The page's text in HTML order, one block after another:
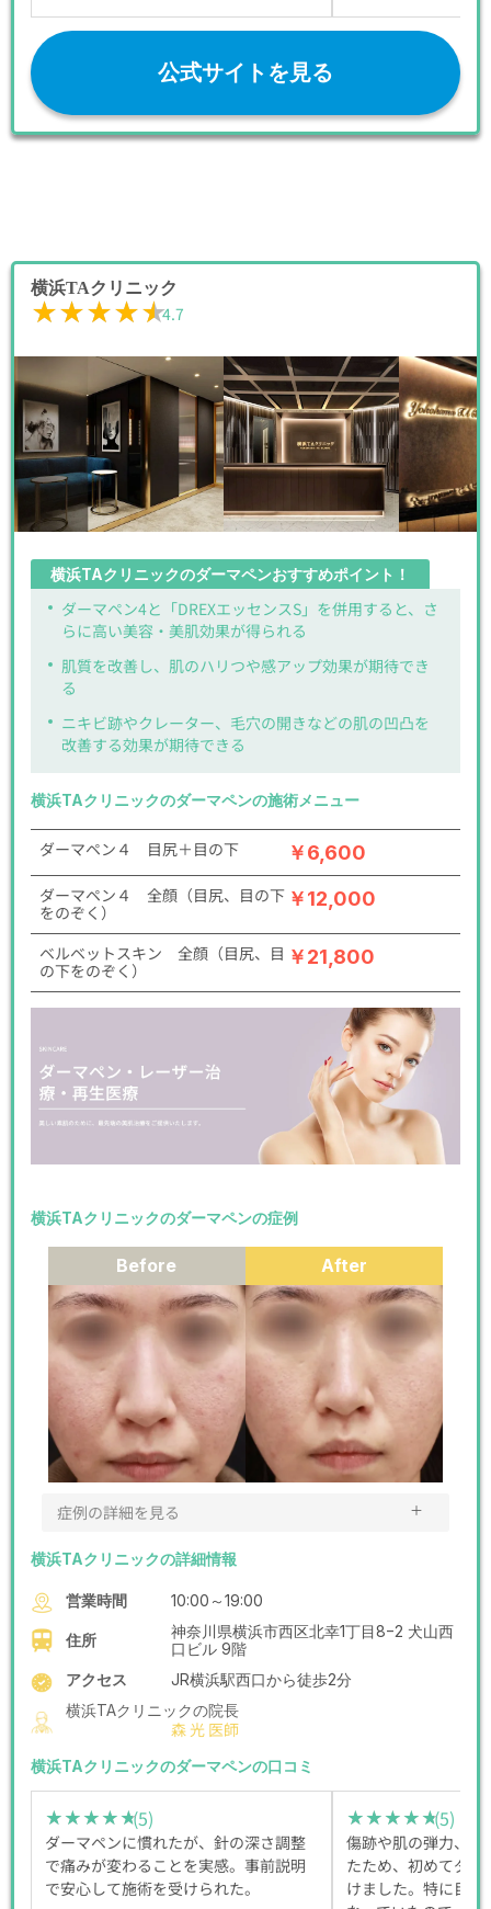
公式サイトを見る
横浜TAクリニック
★★★★★
★★★★★4.7
横浜TAクリニックのダーマペンおすすめポイント！
ダーマペン4と「DREXエッセンスS」を併用すると、さ
らに高い美容・美肌効果が得られる
肌質を改善し、肌のハリつや感アップ効果が期待でき
る
ニキビ跡やクレーター、毛穴の開きなどの肌の凹凸を
改善する効果が期待できる
横浜TAクリニックのダーマペンの施術メニュー
ダーマペン４ 目尻＋目の下 ￥6,600
ダーマペン４ 全顔（目尻、目の下
をのぞく）
￥12,000
ベルベットスキン 全顔（目尻、目
の下をのぞく）
￥21,800
横浜TAクリニックのダーマペンの症例
Before After
症例の詳細を見る ＋
横浜TAクリニックの詳細情報
営業時間 10:00～19:00
住所
神奈川県横浜市西区北幸1丁目8−2 犬山西
口ビル 9階
アクセス
JR横浜駅西口から徒歩2分
横浜TAクリニックの院長
森 光 医師
横浜TAクリニックのダーマペンの口コミ
★★★★★
★★★★★(5)
ダーマペンに慣れたが、針の深さ調整
で痛みが変わることを実感。事前説明
で安心して施術を受けられた。
★★★★★
★★★★★(5)
傷跡や肌の弾力、シ
たため、初めてダ
けました。特に目